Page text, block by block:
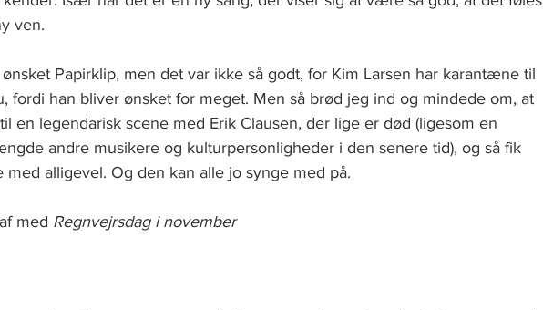
ven.
Papirklip, men det var ikke så godt, for Kim Larsen har karantæne til
fordi han bliver ønsket for meget. Men så brød jeg ind og mindede om, at
en legendarisk scene med Erik Clausen, der lige er død (ligesom en
andre musikere og kulturpersonligheder i den senere tid), og så fik
med alligevel. Og den kan alle jo synge med på.
med Regnvejrsdag i november